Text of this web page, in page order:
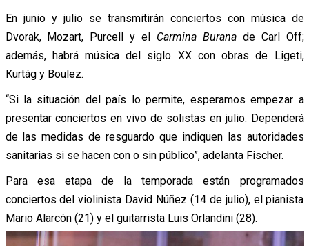
En junio y julio se transmitirán conciertos con música de
Dvorak, Mozart, Purcell y el Carmina Buranade Carl Off;
además, habrá música del siglo XX con obras de Ligeti,
Kurtág y Boulez.
“Si la situación del país lo permite, esperamos empezar a
presentar conciertos en vivo de solistas en julio. Dependerá
de las medidas de resguardo que indiquen las autoridades
sanitarias si se hacen con o sin público”, adelanta Fischer.
Para esa etapa de la temporada están programados
conciertos del violinista David Núñez (14 de julio), el pianista
Mario Alarcón (21) y el guitarrista Luis Orlandini (28).